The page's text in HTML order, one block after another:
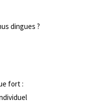
dingues ?
fort :